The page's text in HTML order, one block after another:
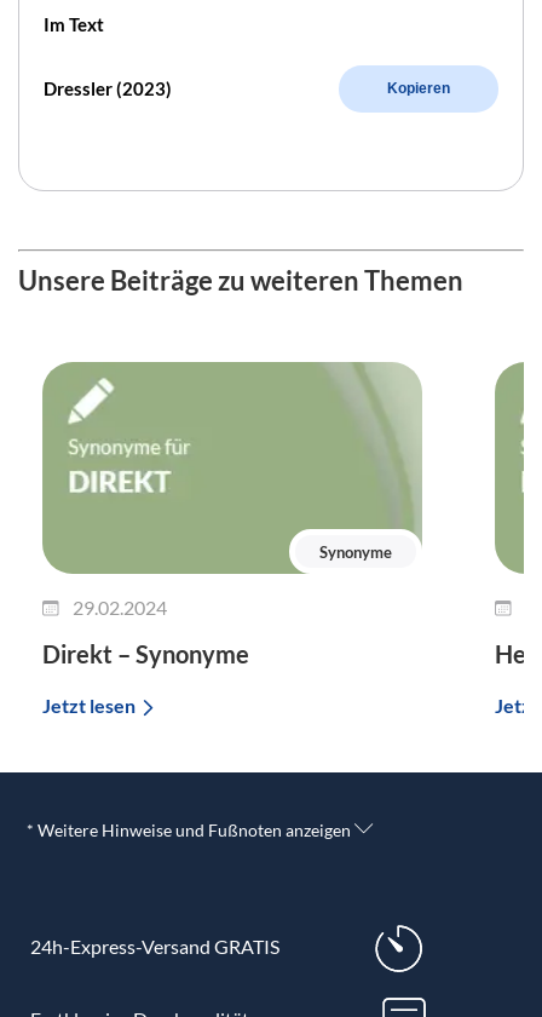
Im Text
Dressler (2023) Kopieren
Unsere Beiträge zu weiteren Themen
Synonyme
29.02.2024
Direkt – Synonyme
Jetzt lesen Jetzt
* Weitere Hinweise und Fußnoten anzeigen
24h-Express-Versand GRATIS